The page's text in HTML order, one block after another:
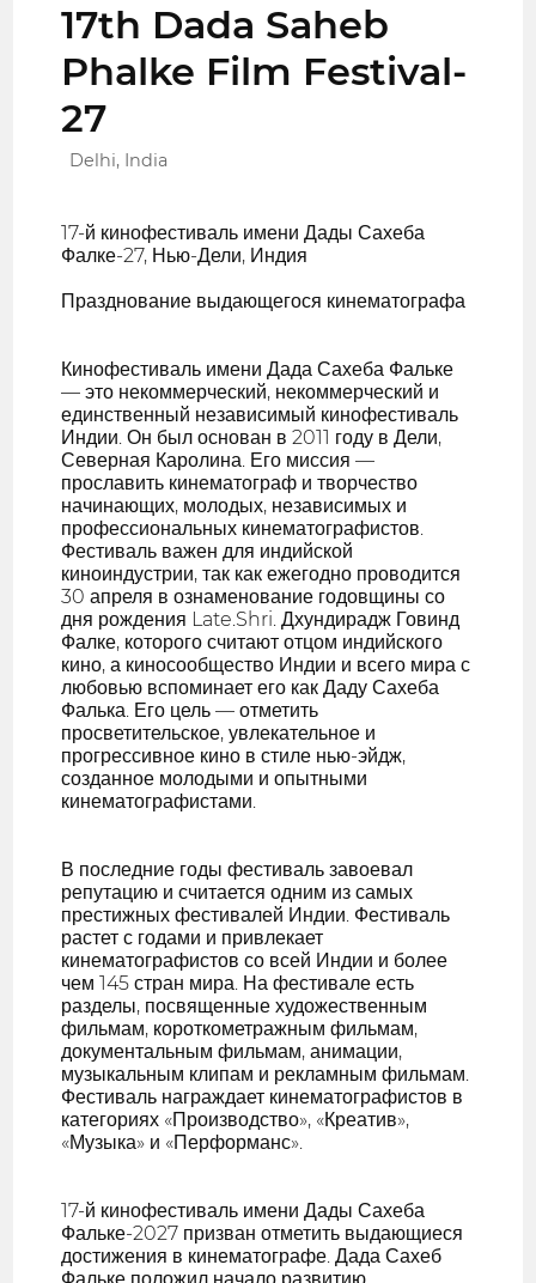
17th Dada Saheb
Phalke Film Festival-
27
Delhi, India
17-й кинофестиваль имени Дады Сахеба
Фалке-27, Нью-Дели, Индия
Празднование выдающегося кинематографа
Кинофестиваль имени Дада Сахеба Фальке
— это некоммерческий, некоммерческий и
единственный независимый кинофестиваль
Индии. Он был основан в 2011 году в Дели,
Северная Каролина. Его миссия —
прославить кинематограф и творчество
начинающих, молодых, независимых и
профессиональных кинематографистов.
Фестиваль важен для индийской
киноиндустрии, так как ежегодно проводится
30 апреля в ознаменование годовщины со
дня рождения Late.Shri. Дхундирадж Говинд
Фалке, которого считают отцом индийского
кино, а киносообщество Индии и всего мира с
любовью вспоминает его как Даду Сахеба
Фалька. Его цель — отметить
просветительское, увлекательное и
прогрессивное кино в стиле нью-эйдж,
созданное молодыми и опытными
кинематографистами.
В последние годы фестиваль завоевал
репутацию и считается одним из самых
престижных фестивалей Индии. Фестиваль
растет с годами и привлекает
кинематографистов со всей Индии и более
чем 145 стран мира. На фестивале есть
разделы, посвященные художественным
фильмам, короткометражным фильмам,
документальным фильмам, анимации,
музыкальным клипам и рекламным фильмам.
Фестиваль награждает кинематографистов в
категориях «Производство», «Креатив»,
«Музыка» и «Перформанс».
17-й кинофестиваль имени Дады Сахеба
Фальке-2027 призван отметить выдающиеся
достижения в кинематографе. Дада Сахеб